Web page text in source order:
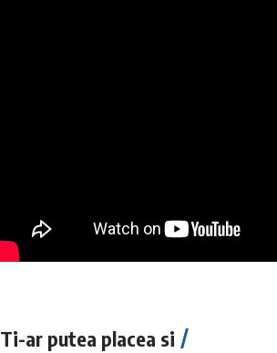
Ti-ar putea placea si